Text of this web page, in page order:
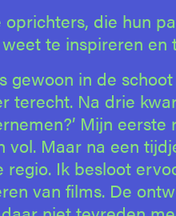
die hun
te inspireren en
gewoon in de
terecht. Na drie
Mijn
vol. Maar na een
Ik besloot
van films. De